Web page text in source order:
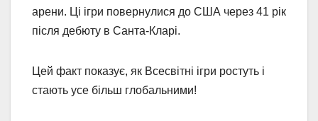
арени. Ці ігри повернулися до США через 41 рік
після дебюту в Санта-Кларі.
Цей факт показує, як Всесвітні ігри ростуть і
стають усе більш глобальними!